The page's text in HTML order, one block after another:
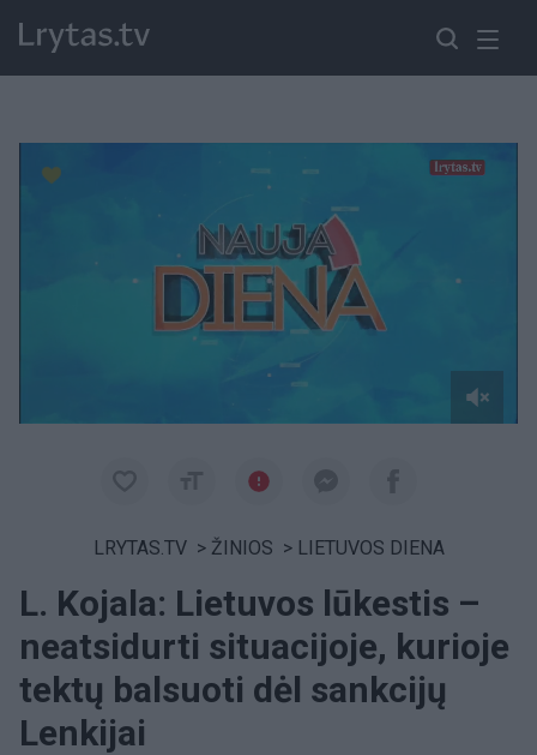
LRYTAS.TV > ŽINIOS > LIETUVOS DIENA
L. Kojala: Lietuvos lūkestis –
neatsidurti situacijoje, kurioje
tektų balsuoti dėl sankcijų
Lenkijai